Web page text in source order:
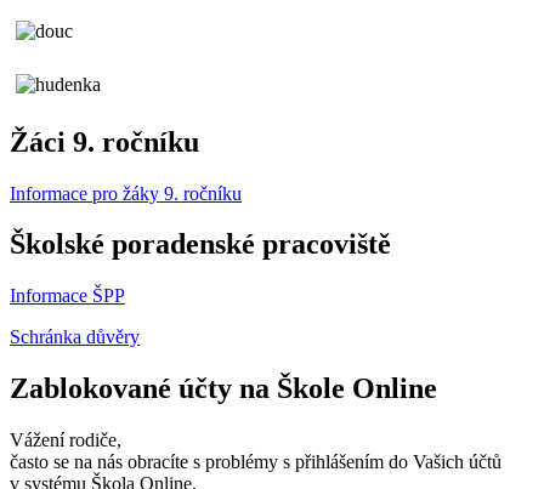
Žáci 9. ročníku
Informace pro žáky 9. ročníku
Školské poradenské pracoviště
Informace ŠPP
Schránka důvěry
Zablokované účty na Škole Online
Vážení rodiče,
často se na nás obracíte s problémy s přihlášením do Vašich účtů
v systému Škola Online.